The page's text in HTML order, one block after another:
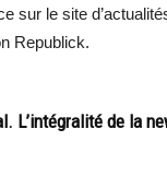
sur le site
Republick.
L’intégralité de la